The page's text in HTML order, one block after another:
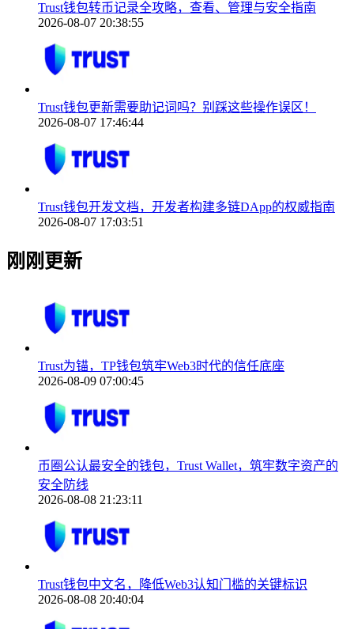
Trust钱包转币记录全攻略，查看、管理与安全指南
2026-08-07 20:38:55
Trust钱包更新需要助记词吗？别踩这些操作误区！
2026-08-07 17:46:44
Trust钱包开发文档，开发者构建多链DApp的权威指南
2026-08-07 17:03:51
刚刚更新
Trust为锚，TP钱包筑牢Web3时代的信任底座
2026-08-09 07:00:45
币圈公认最安全的钱包，Trust Wallet，筑牢数字资产的
安全防线
2026-08-08 21:23:11
Trust钱包中文名，降低Web3认知门槛的关键标识
2026-08-08 20:40:04